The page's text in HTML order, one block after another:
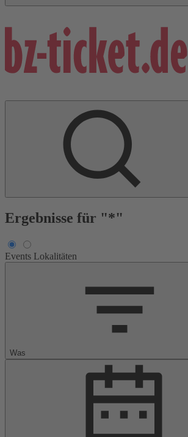
Ergebnisse für "*"
Events Lokalitäten
Was